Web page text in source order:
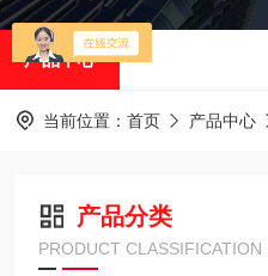
产品中心
当前位置： 首页 产品中心
产品分类
PRODUCT CLASSIFICATION